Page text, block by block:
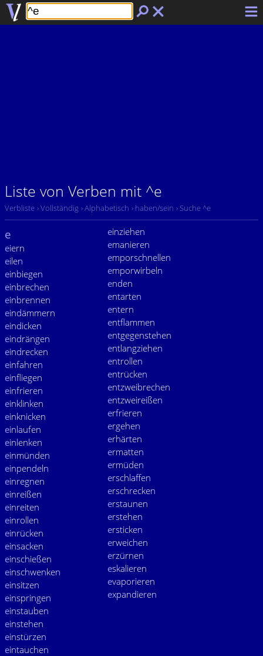
Liste von Verben mit ^e
Verbliste › Vollständig › Alphabetisch › haben/sein › Suche ^e
e
eiern
eilen
einbiegen
einbrechen
einbrennen
eindämmern
eindicken
eindrängen
eindrecken
einfahren
einfliegen
einfrieren
einklinken
einknicken
einlaufen
einlenken
einmünden
einpendeln
einregnen
einreißen
einreiten
einrollen
einrücken
einsacken
einschießen
einschwenken
einsitzen
einspringen
einstauben
einstehen
einstürzen
eintauchen
einziehen
emanieren
emporschnellen
emporwirbeln
enden
entarten
entern
entflammen
entgegenstehen
entlangziehen
entrollen
entrücken
entzweibrechen
entzweireißen
erfrieren
ergehen
erhärten
ermatten
ermüden
erschlaffen
erschrecken
erstaunen
erstehen
ersticken
erweichen
erzürnen
eskalieren
evaporieren
expandieren